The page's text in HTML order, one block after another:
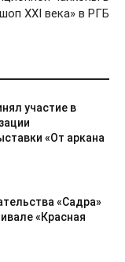
XXI века» в РГБ
участие в
«От аркана
«Садра»
«Красная